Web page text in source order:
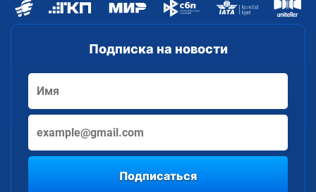
Подписка на новости
Подписаться